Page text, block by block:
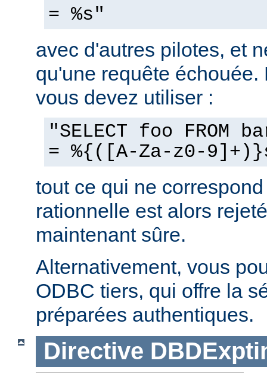
= %s"
avec d'autres pilotes, et
qu'une requête
vous devez utiliser :
"SELECT foo FROM
= %{([A-Za-z0-
tout ce qui ne
rationnelle est alors
maintenant sûre.
Alternativement, vous
ODBC tiers, qui offre la
préparées authentiques.
Directive